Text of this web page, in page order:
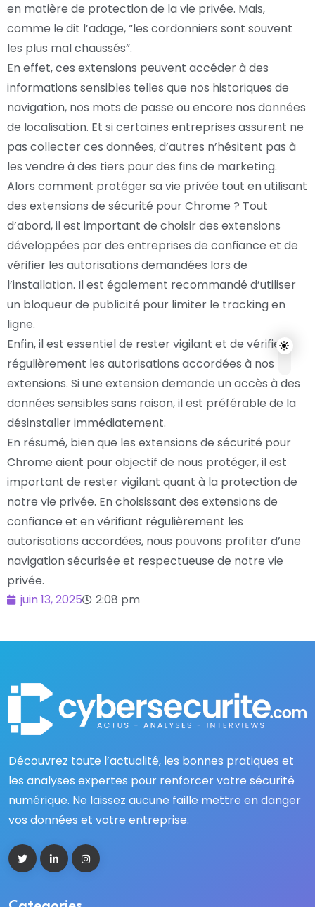
en matière de protection de la vie privée. Mais,
comme le dit l’adage, “les cordonniers sont souvent
les plus mal chaussés”.
En effet, ces extensions peuvent accéder à des
informations sensibles telles que nos historiques de
navigation, nos mots de passe ou encore nos données
de localisation. Et si certaines entreprises assurent ne
pas collecter ces données, d’autres n’hésitent pas à
les vendre à des tiers pour des fins de marketing.
Alors comment protéger sa vie privée tout en utilisant
des extensions de sécurité pour Chrome ? Tout
d’abord, il est important de choisir des extensions
développées par des entreprises de confiance et de
vérifier les autorisations demandées lors de
l’installation. Il est également recommandé d’utiliser
un bloqueur de publicité pour limiter le tracking en
ligne.
Enfin, il est essentiel de rester vigilant et de vérifier
régulièrement les autorisations accordées à nos
extensions. Si une extension demande un accès à des
données sensibles sans raison, il est préférable de la
désinstaller immédiatement.
En résumé, bien que les extensions de sécurité pour
Chrome aient pour objectif de nous protéger, il est
important de rester vigilant quant à la protection de
notre vie privée. En choisissant des extensions de
confiance et en vérifiant régulièrement les
autorisations accordées, nous pouvons profiter d’une
navigation sécurisée et respectueuse de notre vie
privée.
juin 13, 2025
2:08 pm
Découvrez toute l’actualité, les bonnes pratiques et
les analyses expertes pour renforcer votre sécurité
numérique. Ne laissez aucune faille mettre en danger
vos données et votre entreprise.